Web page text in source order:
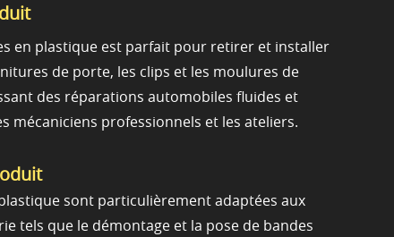
en plastique est parfait pour retirer et installer
de porte, les clips et les moulures de
des réparations automobiles fluides et
mécaniciens professionnels et les ateliers.
sont particulièrement adaptées aux
tels que le démontage et la pose de bandes